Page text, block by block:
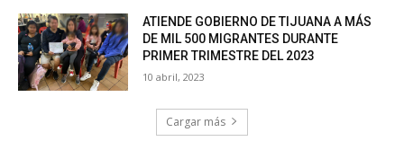
ATIENDE GOBIERNO DE TIJUANA A MÁS
DE MIL 500 MIGRANTES DURANTE
PRIMER TRIMESTRE DEL 2023
10 abril, 2023
Cargar más